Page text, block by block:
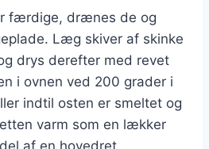
færdige, drænes de og
Læg skiver af skinke
drys derefter med revet
i ovnen ved 200 grader i
indtil osten er smeltet og
varm som en lækker
af en hovedret.